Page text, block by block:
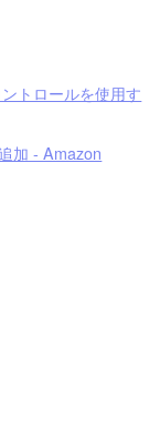
トロールを使用す
加 - Amazon